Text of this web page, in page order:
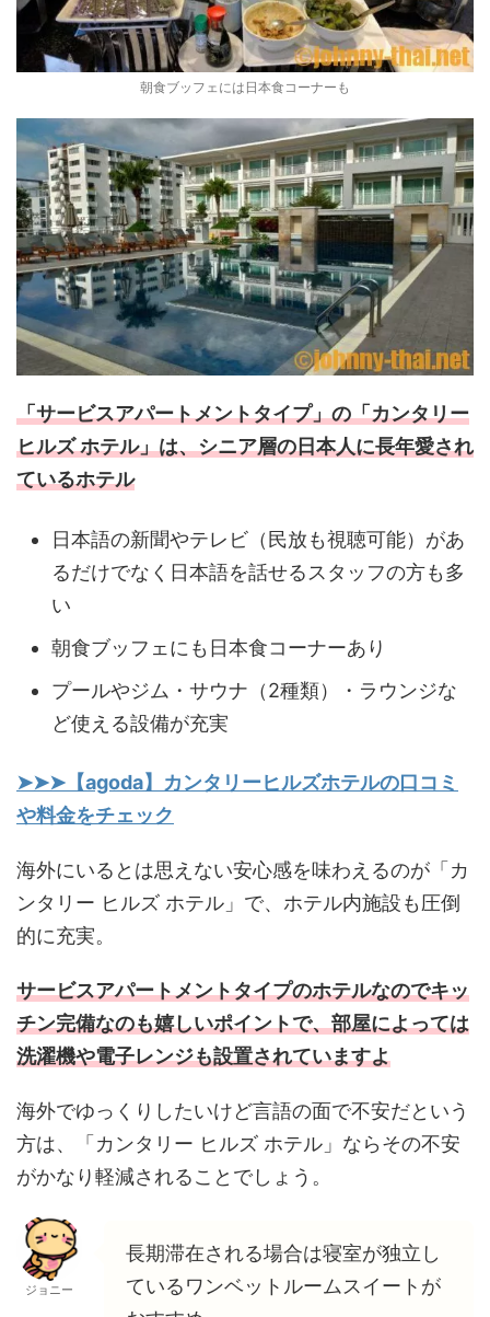
朝食ブッフェには日本食コーナーも
「サービスアパートメントタイプ」の「カンタリー
ヒルズ ホテル」は、シニア層の日本人に長年愛され
ているホテル
日本語の新聞やテレビ（民放も視聴可能）があ
るだけでなく日本語を話せるスタッフの方も多
い
朝食ブッフェにも日本食コーナーあり
プールやジム・サウナ（2種類）・ラウンジな
ど使える設備が充実
➤➤➤【agoda】カンタリーヒルズホテルの口コミ
や料金をチェック
海外にいるとは思えない安心感を味わえるのが「カ
ンタリー ヒルズ ホテル」で、ホテル内施設も圧倒
的に充実。
サービスアパートメントタイプのホテルなのでキッ
チン完備なのも嬉しいポイントで、部屋によっては
洗濯機や電子レンジも設置されていますよ
海外でゆっくりしたいけど言語の面で不安だという
方は、「カンタリー ヒルズ ホテル」ならその不安
がかなり軽減されることでしょう。
ジョニー
長期滞在される場合は寝室が独立し
ているワンベットルームスイートが